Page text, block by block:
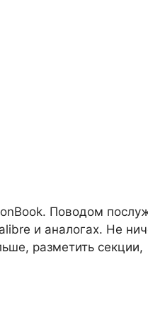
Поводом
и аналогах. Не
разметить секции,